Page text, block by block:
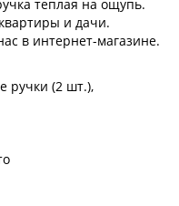
теплая на ощупь.
и дачи.
в интернет-магазине.
ручки (2 шт.),